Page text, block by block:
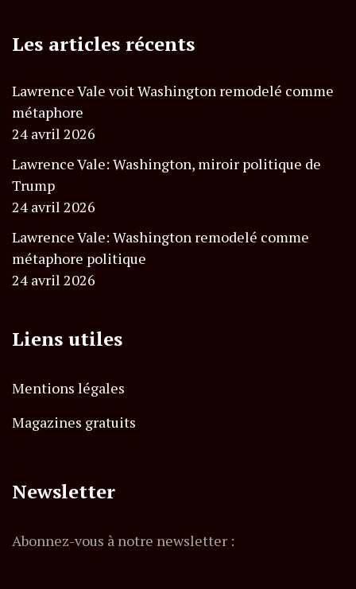
Les articles récents
Lawrence Vale voit Washington remodelé comme
métaphore
24 avril 2026
Lawrence Vale: Washington, miroir politique de
Trump
24 avril 2026
Lawrence Vale: Washington remodelé comme
métaphore politique
24 avril 2026
Liens utiles
Mentions légales
Magazines gratuits
Newsletter
Abonnez-vous à notre newsletter :